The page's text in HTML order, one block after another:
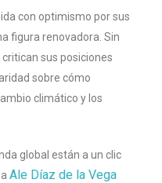
con optimismo por sus
figura renovadora. Sin
sus posiciones
sobre cómo
climático y los
global están a un clic
Ale Díaz de la Vega